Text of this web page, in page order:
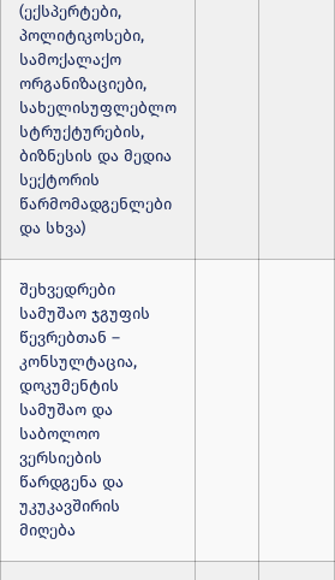
(ექსპერტები,
პოლიტიკოსები,
სამოქალაქო
ორგანიზაციები,
სახელისუფლებლო
სტრუქტურების,
ბიზნესის და მედია
სექტორის
წარმომადგენლები
და სხვა)
შეხვედრები
სამუშაო ჯგუფის
წევრებთან –
კონსულტაცია,
დოკუმენტის
სამუშაო და
საბოლოო
ვერსიების
წარდგენა და
უკუკავშირის
მიღება